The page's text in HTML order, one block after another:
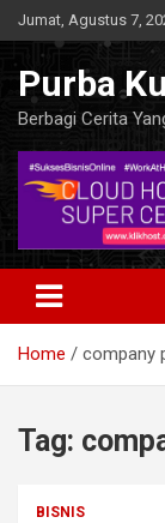
Skip
to
content
Jumat, Agustus 7,
Purba
Berbagi Cerita
Home company
Tag:
BISNIS